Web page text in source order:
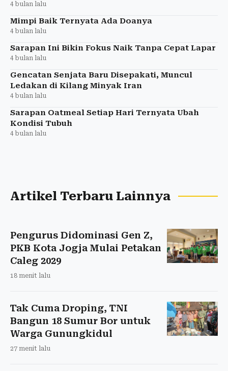
4 bulan lalu
Mimpi Baik Ternyata Ada Doanya
4 bulan lalu
Sarapan Ini Bikin Fokus Naik Tanpa Cepat Lapar
4 bulan lalu
Gencatan Senjata Baru Disepakati, Muncul
Ledakan di Kilang Minyak Iran
4 bulan lalu
Sarapan Oatmeal Setiap Hari Ternyata Ubah
Kondisi Tubuh
4 bulan lalu
Artikel Terbaru Lainnya
Pengurus Didominasi Gen Z,
PKB Kota Jogja Mulai Petakan
Caleg 2029
18 menit lalu
Tak Cuma Droping, TNI
Bangun 18 Sumur Bor untuk
Warga Gunungkidul
27 menit lalu